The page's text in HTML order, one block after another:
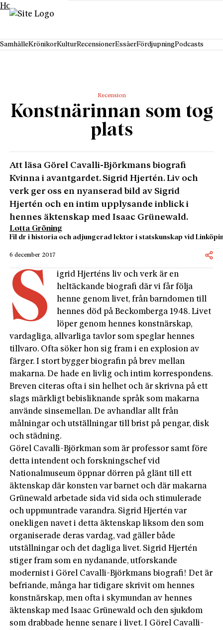
Hoppa till innehåll
SamhälleKrönikorKulturRecensionerEssäerFördjupningPodcasts
Recension
Konstnärinnan som tog
plats
Att läsa Görel Cavalli-Björkmans biografi
Kvinna i avantgardet. Sigrid Hjertén. Liv och
verk ger oss en nyanserad bild av Sigrid
Hjertén och en intim upplysande inblick i
hennes äktenskap med Isaac Grünewald.
Lotta Gröning
Fil dr i historia och adjungerad lektor i statskunskap vid
6 december 2017
S
igrid Hjerténs liv och verk är en
heltäckande biografi där vi får följa
henne genom livet, från barndomen till
hennes död på Beckomberga 1948. Livet
löper genom hennes konstnärskap,
vardagliga, allvarliga tavlor som speglar hennes
tillvaro. Ofta söker hon sig fram i en explosion av
färger. I stort bygger biografin på brev mellan
makarna. De hade en livlig och intim korrespondens.
Breven citeras ofta i sin helhet och är skrivna på ett
slags märkligt bebisliknande språk som makarna
använde sinsemellan. De avhandlar allt från
målningar och utställningar till brist på pengar, disk
och städning.
Görel Cavalli-Björkman som är professor samt före
detta intendent och forskningschef vid
Nationalmuseum öppnar dörren på glänt till ett
äktenskap där konsten var barnet och där makarna
Grünewald arbetade sida vid sida och stimulerade
och uppmuntrade varandra. Sigrid Hjertén var
onekligen navet i detta äktenskap liksom den som
organiserade deras vardag, vad gäller både
utställningar och det dagliga livet. Sigrid Hjertén
stiger fram som en nydanande, utforskande
modernist i Görel Cavalli-Björkmans biografi! Det är
befriande, många har tidigare skrivit om hennes
konstnärskap, men ofta i skymundan av hennes
äktenskap med Isaac Grünewald och den sjukdom
som drabbade henne senare i livet. I Görel Cavalli-